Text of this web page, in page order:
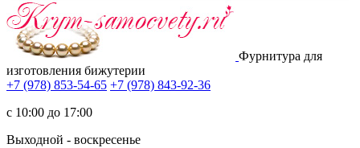
Фурнитура для
изготовления бижутерии
+7 (978) 853-54-65 +7 (978) 843-92-36
c 10:00 до 17:00
Выходной - воскресенье